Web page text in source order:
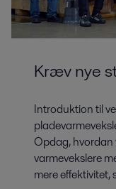
Kræv nye
Introduktion til
Opdag,
varmevekslere
mere effektivitet,